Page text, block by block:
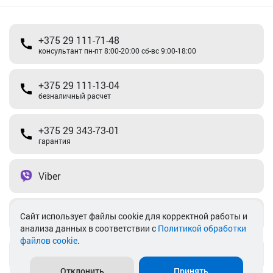
+375 29 111-71-48
консультант пн-пт 8:00-20:00 сб-вс 9:00-18:00
+375 29 111-13-04
безналичный расчет
+375 29 343-73-01
гарантия
Viber
Telegram
Cайт использует файлы cookie для корректной работы и
анализа данных в соответствии с Политикой обработки
файлов cookie.